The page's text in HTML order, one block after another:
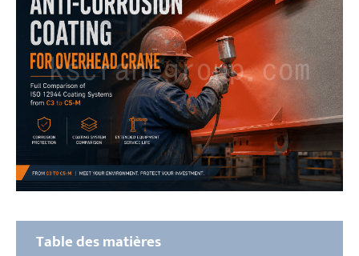
Table des matières